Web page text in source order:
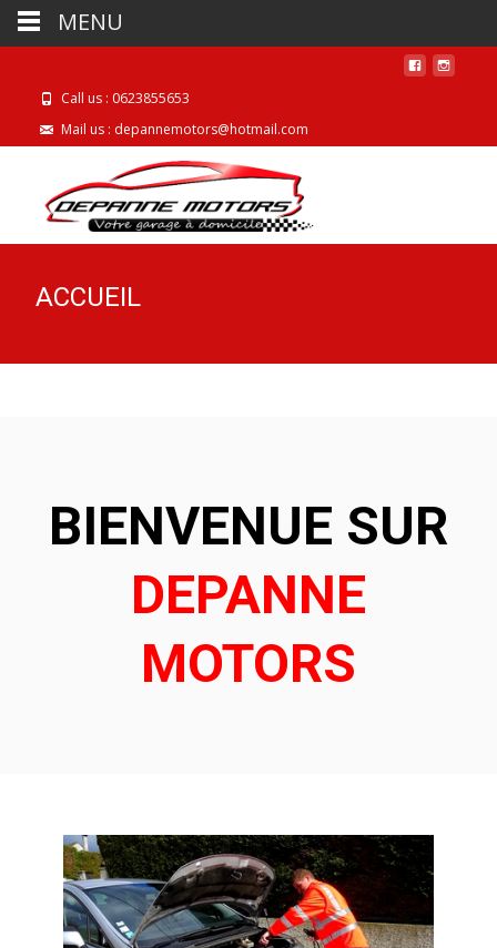
Call us : 0623855653
Mail us : depannemotors@hotmail.com
ACCUEIL
BIENVENUE SUR
DEPANNE
MOTORS
MENU